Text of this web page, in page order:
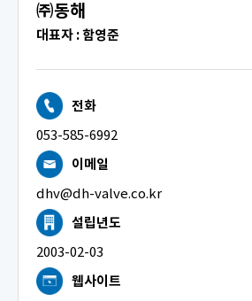
㈜동해
대표자 : 함영준
전화
053-585-6992
이메일
dhv@dh-valve.co.kr
설립년도
2003-02-03
웹사이트